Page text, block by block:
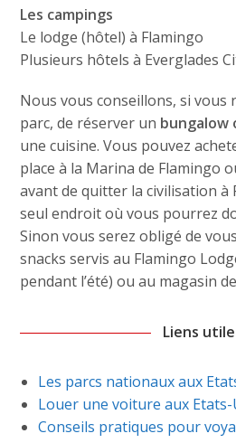
Les campings
Le lodge (hôtel) à Flamingo
Plusieurs hôtels à Everglades
Nous vous conseillons, si vous
parc, de réserver un bungalow
une cuisine. Vous pouvez
place à la Marina de Flamingo
avant de quitter la civilisation à
seul endroit où vous pourrez
Sinon vous serez obligé de
snacks servis au Flamingo
pendant l’été) ou au magasin
Liens
Les parcs nationaux aux
Louer une voiture aux Etats-
Conseils pratiques pour